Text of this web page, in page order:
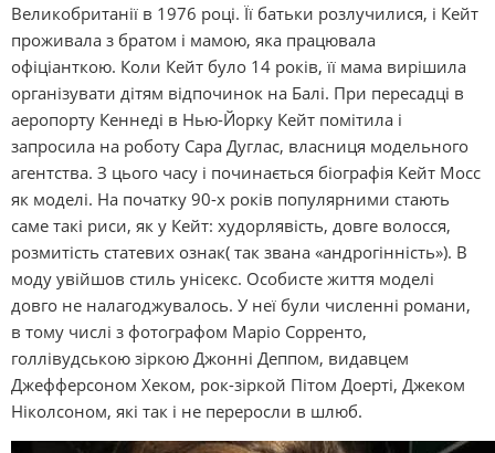
Великобританії в 1976 році. Її батьки розлучилися, і Кейт
проживала з братом і мамою, яка працювала
офіціанткою. Коли Кейт було 14 років, її мама вирішила
організувати дітям відпочинок на Балі. При пересадці в
аеропорту Кеннеді в Нью-Йорку Кейт помітила і
запросила на роботу Сара Дуглас, власниця модельного
агентства. З цього часу і починається біографія Кейт Мосс
як моделі. На початку 90-х років популярними стають
саме такі риси, як у Кейт: худорлявість, довге волосся,
розмитість статевих ознак( так звана «андрогінність»). В
моду увійшов стиль унісекс. Особисте життя моделі
довго не налагоджувалось. У неї були численні романи,
в тому числі з фотографом Маріо Сорренто,
голлівудською зіркою Джонні Деппом, видавцем
Джефферсоном Хеком, рок-зіркой Пітом Доерті, Джеком
Ніколсоном, які так і не переросли в шлюб.